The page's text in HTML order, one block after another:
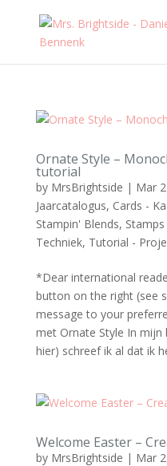
Ornate Style –
tutorial
by MrsBrightside | Mar
Jaarcatalogus, Cards -
Stampin' Blends,
Techniek, Tutorial -
*Dear international
button on the right (see
message to your
met Ornate Style In mijn
hier) schreef ik al dat ik
Welcome Easter –
by MrsBrightside | Mar